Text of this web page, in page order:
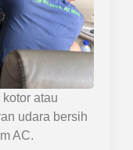
atau
udara bersih
AC.